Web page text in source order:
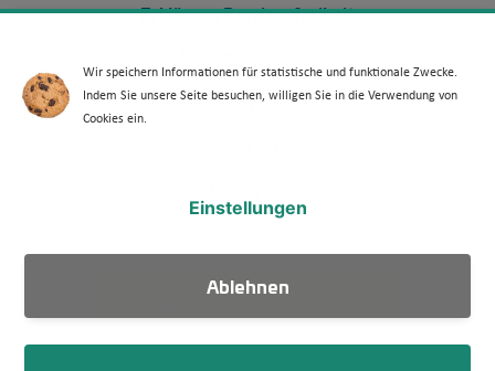
Erklärung Barrierefreiheit
Footer Menü 2 (WdKA 26)
Archiv
Wir speichern Informationen für statistische und funktionale Zwecke.
Indem Sie unsere Seite besuchen, willigen Sie in die Verwendung von
Cookies ein.
Ablehnen
Einstellungen